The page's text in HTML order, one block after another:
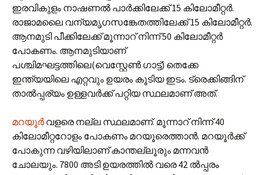
ഇരവികുളം നാഷണല്‍ പാര്‍ക്കിലേക്ക് 15 കിലോമീറ്റര്‍.
രാജാമലൈ വന്യമൃഗസങ്കേതത്തിലേക്ക് 15 കിലോമീറ്റര്‍.
ആനമുടി പീക്കിലേക്ക് മൂന്നാറ് നിന്ന് 50 കിലോമീറ്റര്‍
പോകണം. ആനമുടിയാണ്
പശ്ചിമഘട്ടത്തിലെ(വെസ്റ്റേണ്‍ ഗാട്ട്) തെക്കേ
ഇന്ത്യയിലെ എറ്റവും ഉയരം കൂടിയ ഇടം. ട്രെക്കിങ്ങിന്
താല്‍പ്പര്യം ഉള്ളവര്‍ക്ക് പറ്റിയ സ്ഥലമാണ് അത്.
മറയൂര്‍വളരെ നല്ല സ്ഥലമാണ്. മൂന്നാറ് നിന്ന് 40
കിലോമീറ്ററോളം പോകണം മറയൂരെത്താന്‍. മറയൂര്‍ക്ക്
പോകുന്ന വഴിയിലാണ് കാന്തല്ലൂരും മന്നവന്‍
ചോലയും. 7800 അടി ഉയരത്തില്‍ വരെ 42 ല്‍പ്പരം